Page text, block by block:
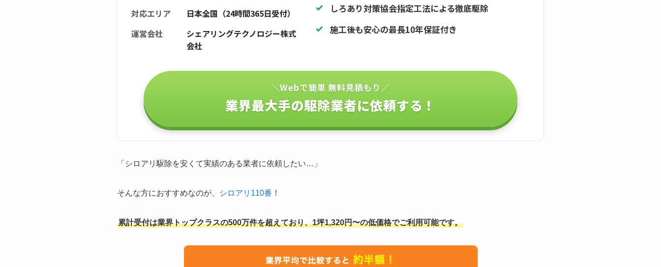
対応エリア
日本全国（24時間365日受付）
運営会社
シェアリングテクノロジー株式
会社
しろあり対策協会指定工法による徹底駆除
施工後も安心の最長10年保証付き
＼Webで簡単 無料見積もり／
業界最大手の駆除業者に依頼する！
「シロアリ駆除を安くて実績のある業者に依頼したい…」
そんな方におすすめなのが、 シロアリ110番 ！
累計受付は業界トップクラスの500万件を超えており、1坪1,320円〜の低価格でご利用可能です。